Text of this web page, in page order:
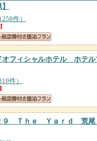
件）
オフィシャルホテル ホテル
件）
９ Ｔｈｅ Ｙａｒｄ 荒尾